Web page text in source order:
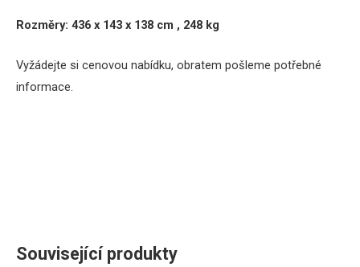
Rozměry: 436 x 143 x 138 cm , 248 kg
Vyžádejte si cenovou nabídku, obratem pošleme potřebné
informace.
Související produkty